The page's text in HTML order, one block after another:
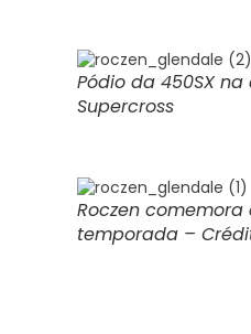
Pódio da 450SX
Supercross
Roczen
temporada –